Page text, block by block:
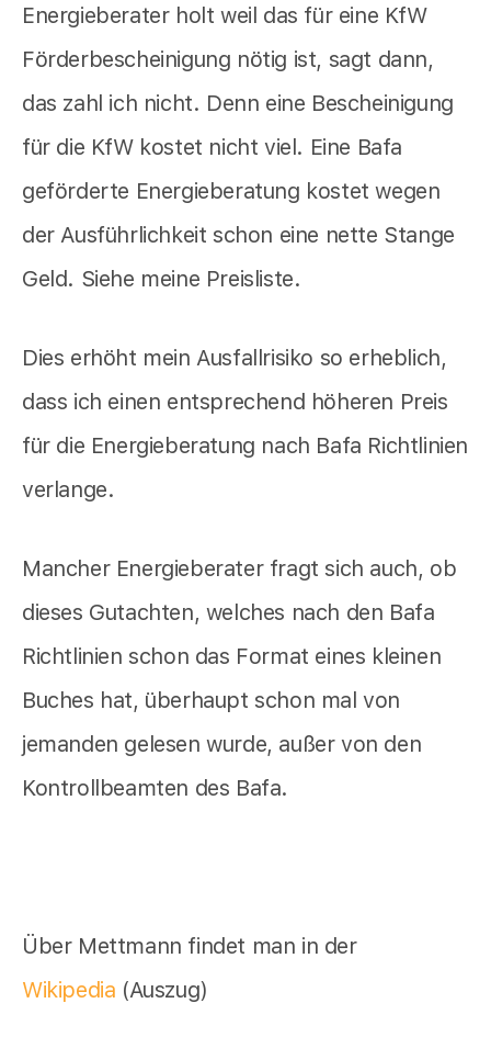
Energieberater holt weil das für eine KfW
Förderbescheinigung nötig ist, sagt dann,
das zahl ich nicht. Denn eine Bescheinigung
für die KfW kostet nicht viel. Eine Bafa
geförderte Energieberatung kostet wegen
der Ausführlichkeit schon eine nette Stange
Geld. Siehe meine Preisliste.
Dies erhöht mein Ausfallrisiko so erheblich,
dass ich einen entsprechend höheren Preis
für die Energieberatung nach Bafa Richtlinien
verlange.
Mancher Energieberater fragt sich auch, ob
dieses Gutachten, welches nach den Bafa
Richtlinien schon das Format eines kleinen
Buches hat, überhaupt schon mal von
jemanden gelesen wurde, außer von den
Kontrollbeamten des Bafa.
Über Mettmann findet man in der
Wikipedia (Auszug)